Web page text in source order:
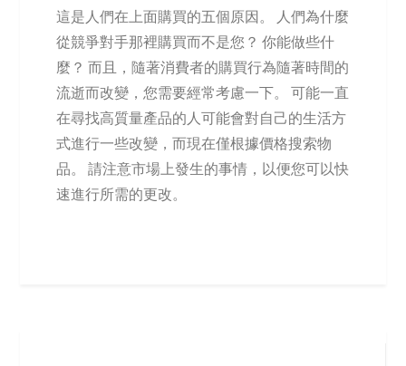
這是人們在上面購買的五個原因。 人們為什麼
從競爭對手那裡購買而不是您？ 你能做些什
麼？ 而且，隨著消費者的購買行為隨著時間的
流逝而改變，您需要經常考慮一下。 可能一直
在尋找高質量產品的人可能會對自己的生活方
式進行一些改變，而現在僅根據價格搜索物
品。 請注意市場上發生的事情，以便您可以快
速進行所需的更改。